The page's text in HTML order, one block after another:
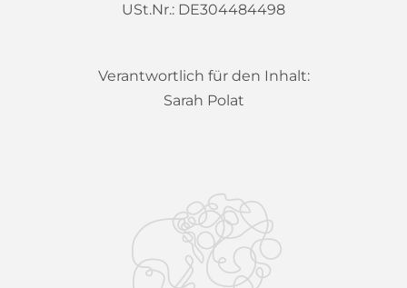
USt.Nr.: DE304484498
Verantwortlich für den Inhalt:
Sarah Polat